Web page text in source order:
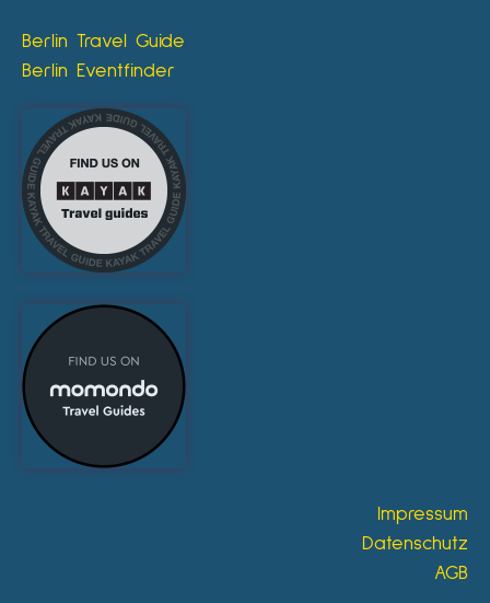
Berlin Travel Guide
Berlin Eventfinder
Impressum
Datenschutz
AGB